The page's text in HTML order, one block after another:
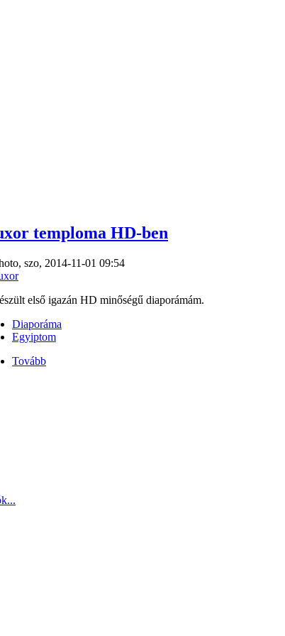
temploma HD-ben
szo, 2014-11-01 09:54
első igazán HD minőségű diaporámám.
Diaporáma
Egyiptom
Tovább